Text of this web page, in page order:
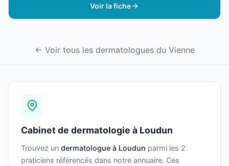
Voir la fiche
← Voir tous les dermatologues du Vienne
Cabinet de dermatologie à Loudun
Trouvez un dermatologue à Loudun parmi les 2
praticiens référencés dans notre annuaire. Ces